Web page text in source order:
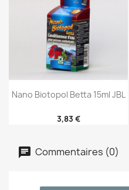
Nano Biotopol Betta 15ml JBL
3,83 €
Commentaires (0)